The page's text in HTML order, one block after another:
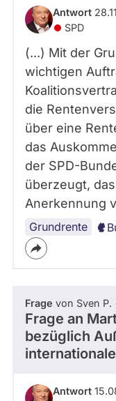
Antwort
SPD
(...) Mit der
wichtigen
die
über eine
das
der SPD-
überzeugt,
Anerkennung
Grundrente
Frage von Sven P.
Frage an
bezüglich
Antwort